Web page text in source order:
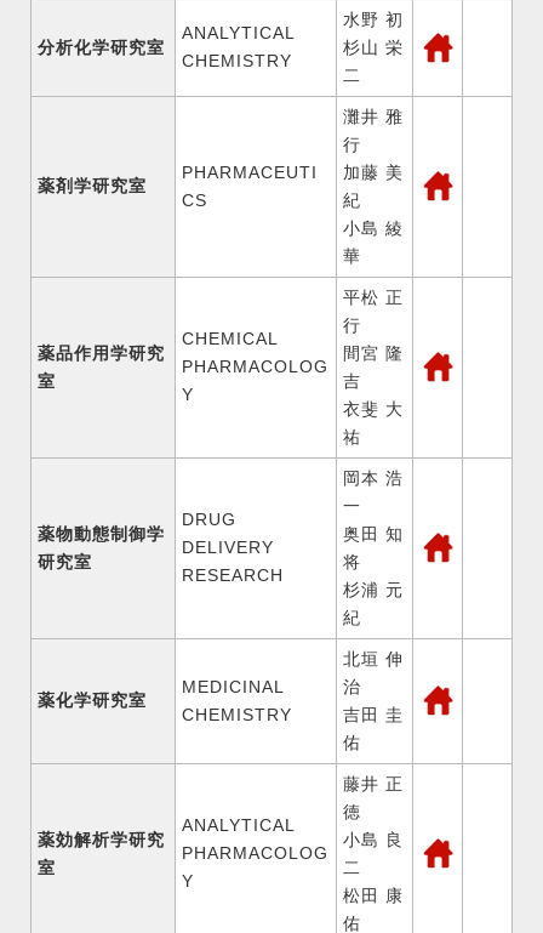
分析化学研究室
ANALYTICAL
CHEMISTRY
水野 初
杉山 栄
二
薬剤学研究室
PHARMACEUTI
CS
灘井 雅
行
加藤 美
紀
小島 綾
華
薬品作用学研究
室
CHEMICAL
PHARMACOLOG
Y
平松 正
行
間宮 隆
吉
衣斐 大
祐
薬物動態制御学
研究室
DRUG
DELIVERY
RESEARCH
岡本 浩
一
奥田 知
将
杉浦 元
紀
薬化学研究室
MEDICINAL
CHEMISTRY
北垣 伸
治
吉田 圭
佑
薬効解析学研究
室
ANALYTICAL
PHARMACOLOG
Y
藤井 正
徳
小島 良
二
松田 康
佑